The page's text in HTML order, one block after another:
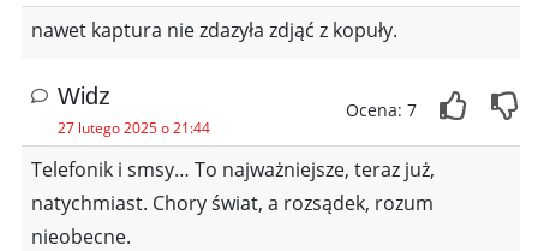
nawet kaptura nie zdazyła zdjąć z kopuły.
Widz
27 lutego 2025 o 21:44
Ocena: 7
Telefonik i smsy… To najważniejsze, teraz już,
natychmiast. Chory świat, a rozsądek, rozum
nieobecne.